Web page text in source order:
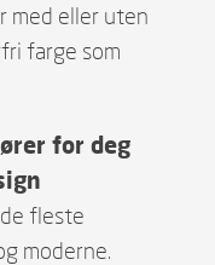
med eller uten
farge som
for deg
fleste
moderne.